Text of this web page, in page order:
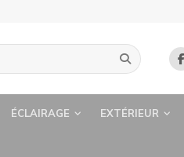
ÉCLAIRAGE EXTÉRIEUR